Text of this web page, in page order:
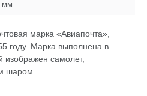
мм.
марка «Авиапочта»,
году. Марка выполнена в
изображен самолет,
шаром.